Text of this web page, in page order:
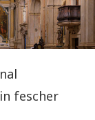
fescher